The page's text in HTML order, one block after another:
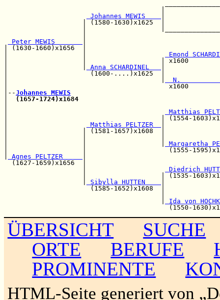
Johannes MEWIS
| (1580-1630)x1625
Peter MEWIS
| (1630-1660)x1656  |
Emond
|                   |
Anna SCHARDINEL
|                     (1600-
|
|--Johannes MEWIS
(1657-1724)x1684
Matthias
|                                       | (1554-
Matthias PELTZER
|                   | (1581-
|                   |
Agnes PELTZER
(1627-1659)x1656  |
Diedrich
|
Sibylla HUTTEN
(1585-
Ida von
ÜBERSICHT
SUCHE
ORTE
BERUFE
PROMINENTE
HTML-Seite generiert von